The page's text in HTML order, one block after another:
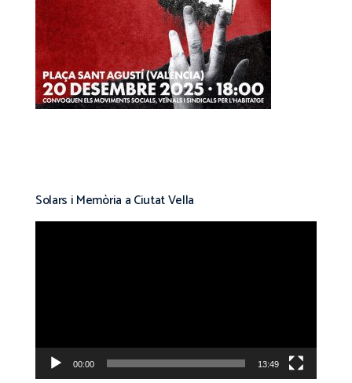
Solars i Memòria a Ciutat Vella
00:00 13:49